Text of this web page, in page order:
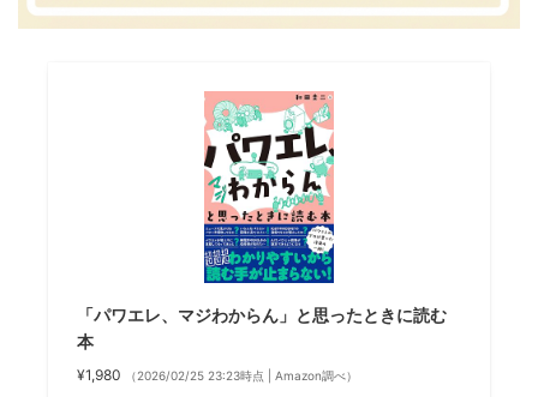
「パワエレ、マジわからん」と思ったときに読む
本
¥1,980 （2026/02/25 23:23時点 | Amazon調べ）